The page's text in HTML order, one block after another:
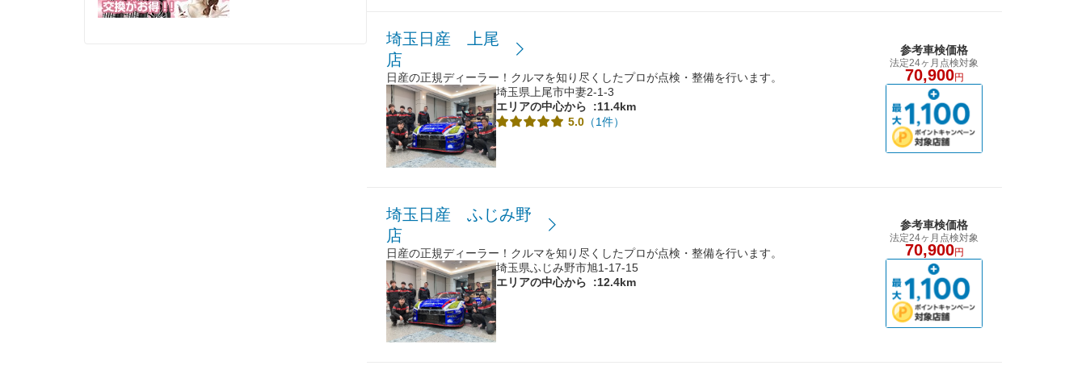
埼玉日産 上尾
店
日産の正規ディーラー！クルマを知り尽くしたプロが点検・整備を行います。
埼玉県上尾市中妻2-1-3
エリアの中心から
:11.4km
5.0 （1件）
参考車検価格
法定24ヶ月点検対象
70,900円
埼玉日産 ふじみ野
店
日産の正規ディーラー！クルマを知り尽くしたプロが点検・整備を行います。
埼玉県ふじみ野市旭1-17-15
エリアの中心から
:12.4km
参考車検価格
法定24ヶ月点検対象
70,900円